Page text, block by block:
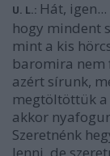
U. L.: Hát,
hogy mindent
mint a kis
baromira nem
azért sírunk,
megtöltöttük a
akkor
Szeretnénk
lenni, de